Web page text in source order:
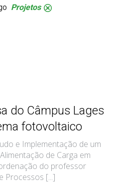
Projetos .
do Câmpus Lages
fotovoltaico
e Implementação de um
de Carga em
do professor
Processos [...]